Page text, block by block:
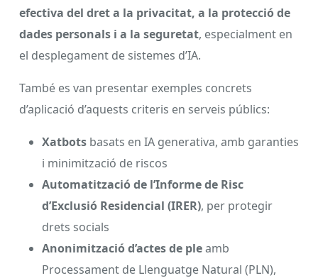
efectiva del dret a la privacitat, a la protecció de
dades personals i a la seguretat, especialment en
el desplegament de sistemes d’IA.
També es van presentar exemples concrets
d’aplicació d’aquests criteris en serveis públics:
Xatbots basats en IA generativa, amb garanties
i minimització de riscos
Automatització de l’Informe de Risc
d’Exclusió Residencial (IRER), per protegir
drets socials
Anonimització d’actes de pleamb
Processament de Llenguatge Natural (PLN),